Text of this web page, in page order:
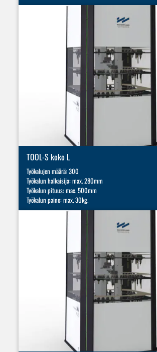
TOOL-S koko L
Työkalujen määrä: 300
Työkalun halkaisija: max. 280mm
Työkalun pituus: max. 500mm
Työkalun paino: max. 30kg.